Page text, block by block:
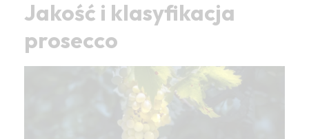
Jakość i klasyfikacja
prosecco